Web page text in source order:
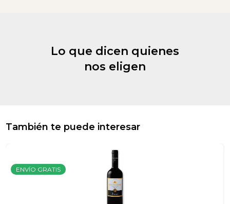
Lo que dicen quienes
nos eligen
También te puede interesar
ENVÍO GRATIS